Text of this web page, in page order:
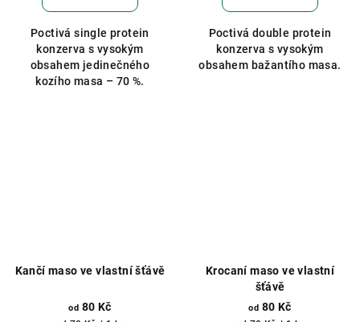
z
5
hvězdiček.
Poctivá single protein
konzerva s vysokým
obsahem jedinečného
kozího masa – 70 %.
Poctivá double protein
konzerva s vysokým
obsahem bažantího masa.
Kančí maso ve vlastní šťávě
od 80 Kč
Krocaní maso ve vlastní
šťávě
od 80 Kč